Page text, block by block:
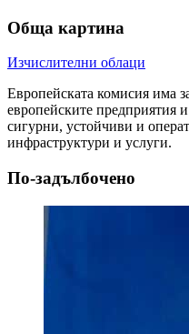
Обща картина
Изчислителни облаци
Европейската комисия има
европейските предприятия
сигурни, устойчиви и
инфраструктури и услуги.
По-задълбочено